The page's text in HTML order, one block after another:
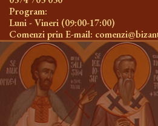
Program:
Luni - Vineri (09:00-17:00)
Comenzi prin E-mail: